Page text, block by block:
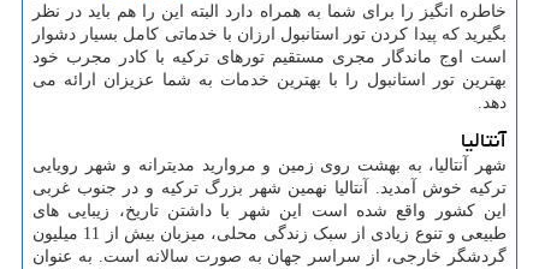
خاطره انگیز را برای شما به همراه دارد البته این را هم باید در نظر
بگیرید که پیدا کردن تور استانبول ارزان با خدماتی کامل بسیار دشوار
است اوج ماندگار مجری مستقیم تورهای ترکیه با کادر مجرب خود
بهترین تور استانبول را با بهترین خدمات به شما عزیزان ارائه می
دهد.
آنتالیا
شهر آنتالیا، به بهشت روی زمین و مروارید مدیترانه و شهر رویایی
ترکیه خوش آمدید. آنتالیا نهمین شهر بزرگ ترکیه و در جنوب غربی
این کشور واقع شده است این شهر با داشتن تاریخ، زیبایی های
طبیعی و تنوع زیادی از سبک زندگی محلی، میزبان بیش از 11 میلیون
گردشگر خارجی، از سراسر جهان به صورت سالانه است. به عنوان